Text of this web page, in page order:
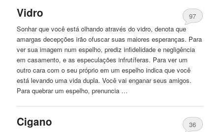
Vidro
97
Sonharque você está olhando através do vidro, denotaque
amargas decepções irão ofuscar suas maiores esperanças. Para
ver sua imagem num espelho, prediz infidelidade e negligência
em casamento, e as especulações infrutíferas. Para ver um
outro cara com o seu próprio em um espelho indicaque você
está levando uma vida dupla. Vocêvai enganar seus amigos.
Para quebrar um espelho, prenuncia …
Cigano
36